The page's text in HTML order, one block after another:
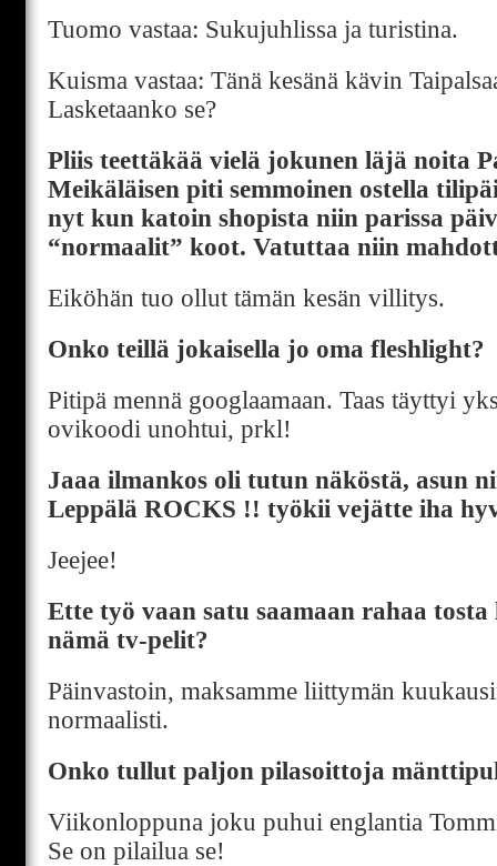
Tuomo vastaa: Sukujuhlissa ja turistina.
Kuisma vastaa: Tänä kesänä kävin
Lasketaanko se?
Pliis teettäkää vielä jokunen läjä noita
Meikäläisen piti semmoinen ostella
nyt kun katoin shopista niin parissa
“normaalit” koot. Vatuttaa niin
Eiköhän tuo ollut tämän kesän villitys.
Onko teillä jokaisella jo oma fleshlight?
Pitipä mennä googlaamaan. Taas täyttyi
ovikoodi unohtui, prkl!
Jaaa ilmankos oli tutun näköstä, asun
Leppälä ROCKS !! työkii vejätte iha
Jeejee!
Ette työ vaan satu saamaan rahaa
nämä tv-pelit?
Päinvastoin, maksamme liittymän
normaalisti.
Onko tullut paljon pilasoittoja
Viikonloppuna joku puhui englantia
Se on pilailua se!